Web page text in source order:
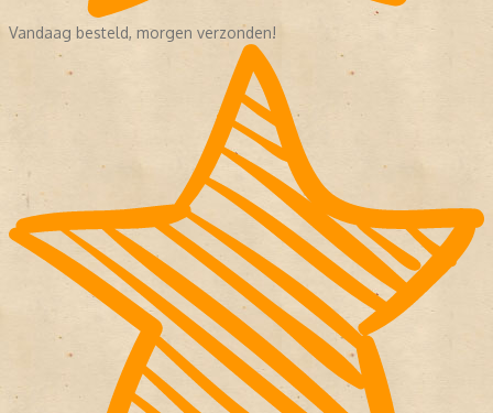
Vandaag besteld, morgen verzonden!